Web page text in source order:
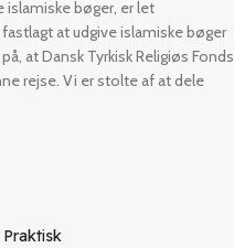
bøger, er let
at udgive islamiske bøger
at Dansk Tyrkisk Religiøs Fonds
rejse. Vi er stolte af at dele
Praktisk